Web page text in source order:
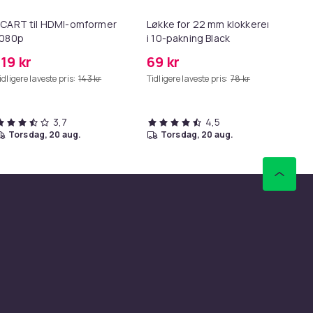
til HDMI-omformer
kr
laveste pris: 143 kr
3,7
torsdag, 20 aug.
Løkke for 22 mm klokkerem
i 10-pakning Black
69 kr
Tidligere laveste pris: 78 kr
4,5
torsdag, 20 aug.